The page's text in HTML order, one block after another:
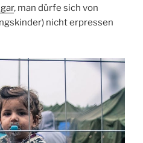
, man dürfe sich von
nicht erpressen